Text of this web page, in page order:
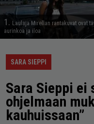
1. Laulaja Mirellan rantakuvat ovat
aurinkoa ja iloa
SARA SIEPPI
Sara Sieppi ei
ohjelmaan
kauhuissaan”